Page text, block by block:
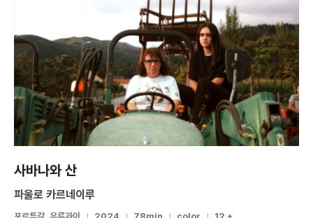
사바나와 산
파울로 카르네이루